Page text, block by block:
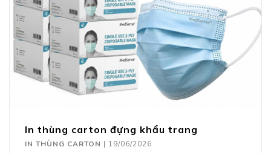
In thùng carton đựng khẩu trang
IN THÙNG CARTON | 19/06/2026